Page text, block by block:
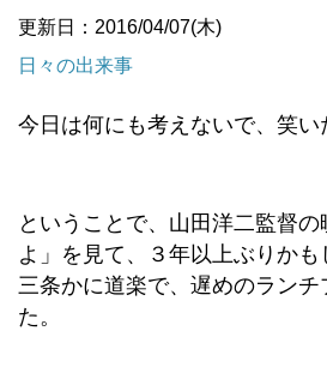
更新日：2016/04/07(木)
日々の出来事
今日は何にも考えないで、笑い
ということで、山田洋二監督
よ」を見て、３年以上ぶりかも
三条かに道楽で、遅めのランチ
た。